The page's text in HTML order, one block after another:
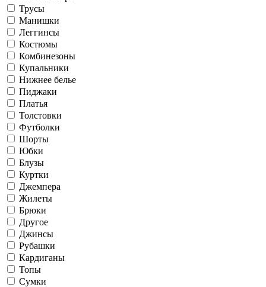
Трусы
Манишки
Леггинсы
Костюмы
Комбинезоны
Купальники
Нижнее белье
Пиджаки
Платья
Толстовки
Футболки
Шорты
Юбки
Блузы
Куртки
Джемпера
Жилеты
Брюки
Другое
Джинсы
Рубашки
Кардиганы
Топы
Сумки